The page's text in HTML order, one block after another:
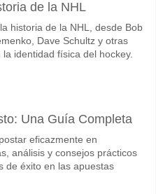
de la NHL
historia de la NHL, desde Bob
Dave Schultz y otras
identidad física del hockey.
Una Guía Completa
eficazmente en
análisis y consejos prácticos
de éxito en las apuestas